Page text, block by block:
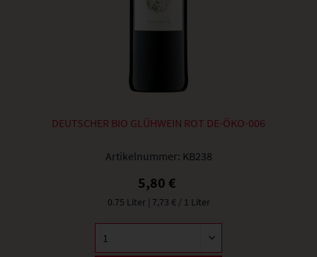
DEUTSCHER BIO GLÜHWEIN ROT DE-ÖKO-006
Artikelnummer: KB238
5,80 €
0.75 Liter | 7,73 € / 1 Liter